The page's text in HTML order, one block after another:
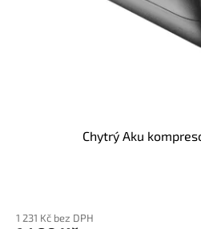
Chytrý Aku
1 231 Kč bez DPH